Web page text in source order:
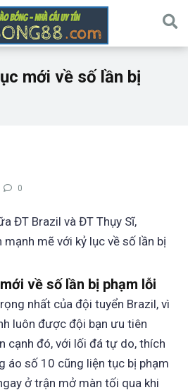
mới về số lần bị
0
ĐT Brazil và ĐT Thụy Sĩ,
mạnh mẽ với kỷ lục về số lần bị
về số lần bị phạm lỗi
nhất của đội tuyển Brazil, vì
luôn được đội bạn ưu tiên
cạnh đó, với lối đá tự do, thích
áo số 10 cũng liện tục bị phạm
ở trận mở màn tối qua khi